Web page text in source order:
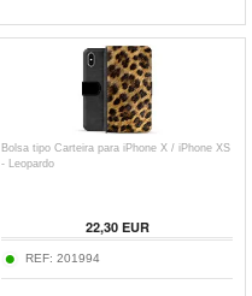
Bolsa tipo Carteira para iPhone X / iPhone XS
- Leopardo
22,30EUR
REF: 201994